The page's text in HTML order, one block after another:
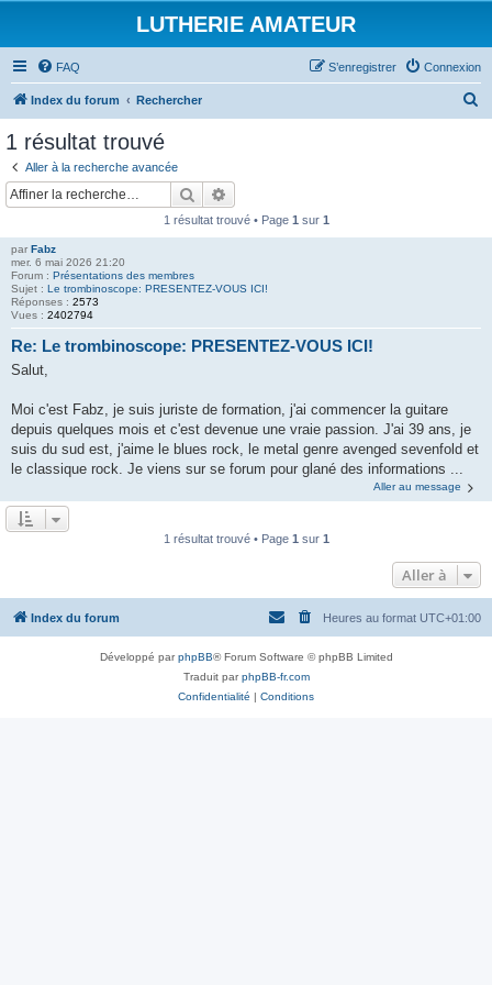
LUTHERIE AMATEUR
FAQ Connexion
S’enregistrer
Index du forum Rechercher
1 résultat trouvé
Aller à la recherche avancée
Rechercher
1 résultat trouvé • Page 1 sur 1
par Fabz
mer. 6 mai 2026 21:20
Forum : Présentations des membres
Sujet : Le trombinoscope: PRESENTEZ-VOUS ICI!
Réponses : 2573
Vues : 2402794
Re: Le trombinoscope: PRESENTEZ-VOUS ICI!
Salut,
Moi c'est Fabz, je suis juriste de formation, j'ai commencer la guitare
depuis quelques mois et c'est devenue une vraie passion. J'ai 39 ans, je
suis du sud est, j'aime le blues rock, le metal genre avenged sevenfold et
le classique rock. Je viens sur se forum pour glané des informations ...
Aller au message
1 résultat trouvé • Page 1 sur 1
Aller à
Index du forum Heures au format UTC+01:00
Développé parphpBB® Forum Software © phpBB Limited
Traduit parphpBB-fr.com
Confidentialité | Conditions